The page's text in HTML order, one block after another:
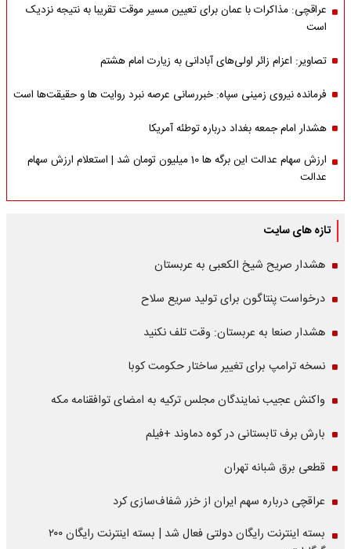
عراقچی: مذاکرات با عمان برای تعیین مسیر موقت تقریبا به نتیجه نزدیک
است
تصاویر: اعزام زائر اولی‌های آبادانی به زیارت امام هشتم
فرمانده نیروی زمینی سپاه: خبررسانی عرصه نبرد روایت ها و حقیقت‌ها است
هشدار امام جمعه بغداد درباره توطئه آمریکا
ارزش سهام عدالت این برگه ها 10 میلیون تومان شد | استعلام ارزش سهام
عدالت
تازه های سایت
هشدار صریح شیخ الکعبی به عربستان
درخواست پنتاگون برای تولید سریع سلاح
هشدار صنعا به عربستان: وقت تلف نکنید
نسخه ترامپ برای تغییر ساختار حکومت کوبا
واکنش عجیب نمایندگان مجلس ترکیه به امضای توافقنامه مکه
بارش برف تابستانی در کوه دماوند +فیلم
قطعی برق شبانه تهران
عراقچی درباره سهم ایران از خزر شفاف‌سازی کرد
بسته اینترنت رایگان دولتی فعال شد | بسته اینترنت رایگان ۲۰۰